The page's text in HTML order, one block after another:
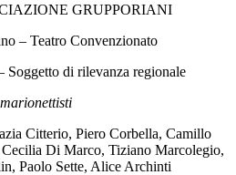
GRUPPORIANI
– Teatro Convenzionato
Soggetto di rilevanza regionale
Citterio, Piero Corbella, Camillo
Di Marco, Tiziano Marcolegio,
Paolo Sette, Alice Archinti